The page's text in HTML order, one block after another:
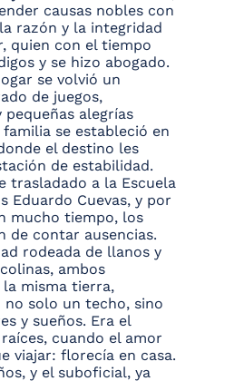
causas nobles con
razón y la integridad
quien con el tiempo
y se hizo abogado.
se volvió un
de juegos,
pequeñas alegrías
se estableció en
el destino les
de estabilidad.
trasladado a la Escuela
Eduardo Cuevas, y por
mucho tiempo, los
de contar ausencias.
rodeada de llanos y
ambos
misma tierra,
solo un techo, sino
y sueños. Era el
cuando el amor
viajar: florecía en casa.
y el suboficial, ya